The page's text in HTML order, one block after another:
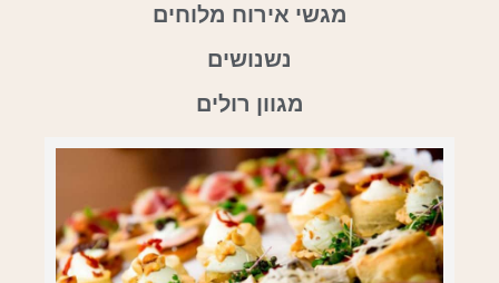
מגשי אירוח מלוחים
נשנושים
מגוון רולים